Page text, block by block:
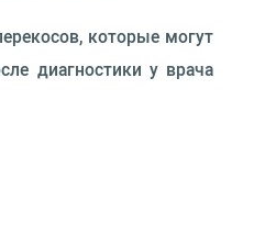
которые могут
диагностики у врача